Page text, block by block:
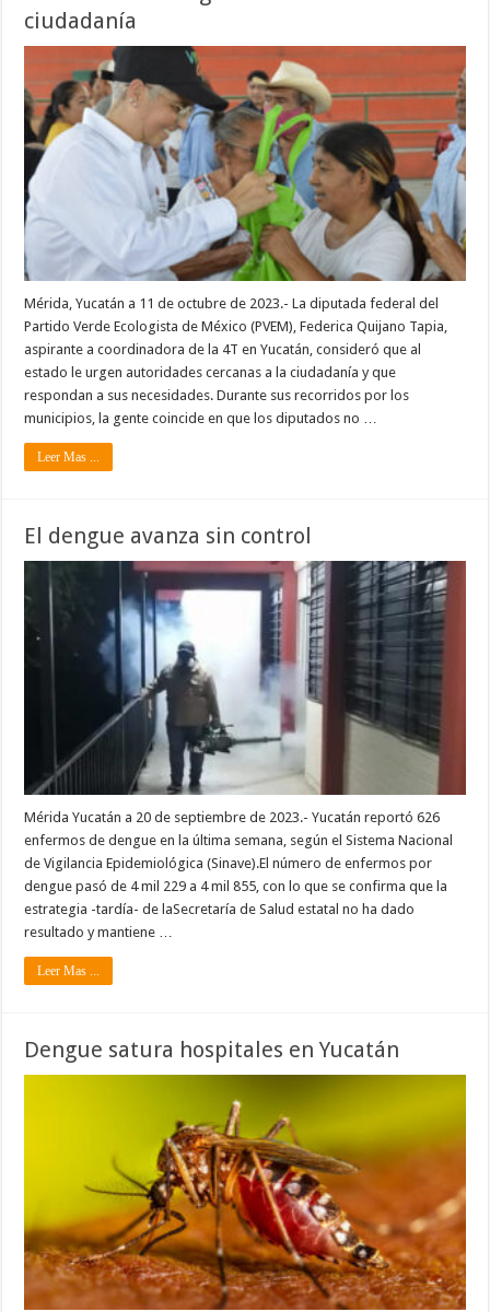
ciudadanía
Mérida, Yucatán a 11 de octubre de 2023.- La diputada federal del
Partido Verde Ecologista de México (PVEM), Federica Quijano Tapia,
aspirante a coordinadora de la 4T en Yucatán, consideró que al
estado le urgen autoridades cercanas a la ciudadanía y que
respondan a sus necesidades. Durante sus recorridos por los
municipios, la gente coincide en que los diputados no …
Leer Mas ...
El dengue avanza sin control
Mérida Yucatán a 20 de septiembre de 2023.- Yucatán reportó 626
enfermos de dengue en la última semana, según el Sistema Nacional
de Vigilancia Epidemiológica (Sinave).El número de enfermos por
dengue pasó de 4 mil 229 a 4 mil 855, con lo que se confirma que la
estrategia -tardía- de laSecretaría de Salud estatal no ha dado
resultado y mantiene …
Leer Mas ...
Dengue satura hospitales en Yucatán